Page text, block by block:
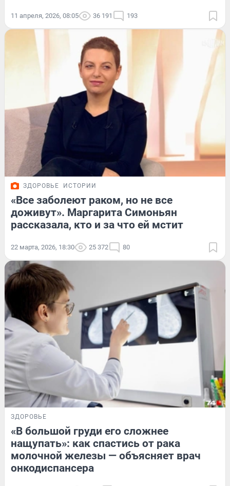
11 апреля, 2026, 08:05 36 191 193
ЗДОРОВЬЕ ИСТОРИИ
«Все заболеют раком, но не все
доживут». Маргарита Симоньян
рассказала, кто и за что ей мстит
22 марта, 2026, 18:30 25 372 80
ЗДОРОВЬЕ
«В большой груди его сложнее
нащупать»: как спастись от рака
молочной железы — объясняет врач
онкодиспансера